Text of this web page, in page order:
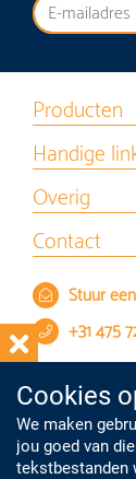
Producten
Handige
Overig
Contact
Stuur
+31 475
Cookies
We maken
jou goed van
tekstbestanden